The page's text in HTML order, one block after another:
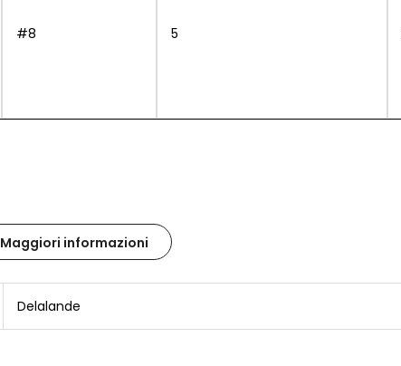
#8 5
Maggiori informazioni
Delalande